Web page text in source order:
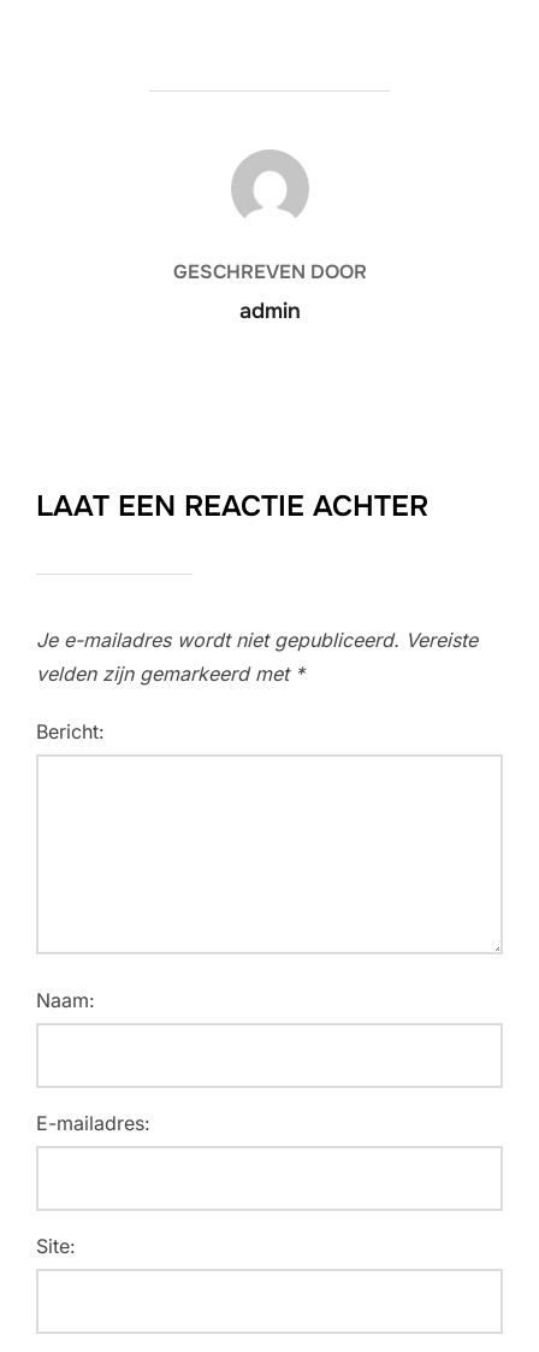
BERICHTAUTEUR
GESCHREVEN DOOR
admin
LAAT EEN REACTIE ACHTER
Je e-mailadres wordt niet gepubliceerd. Vereiste
velden zijn gemarkeerd met *
Bericht:
Naam:
E-mailadres:
Site: